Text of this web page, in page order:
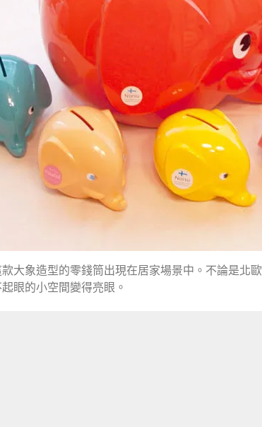
大象造型的零錢筒出現在居家場景中。不論是北
眼的小空間變得亮眼。